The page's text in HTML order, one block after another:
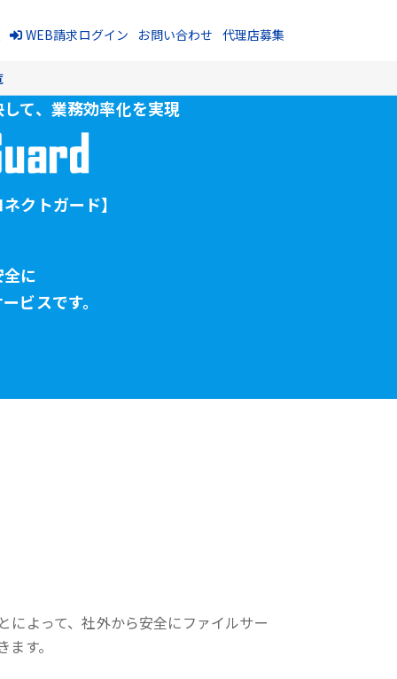
WEB請求ログイン お問い合わせ 代理店募集
て、 業務効率化を実現
クトガード】
に
ビスです。
によって、社外から安全にファイルサー
す。